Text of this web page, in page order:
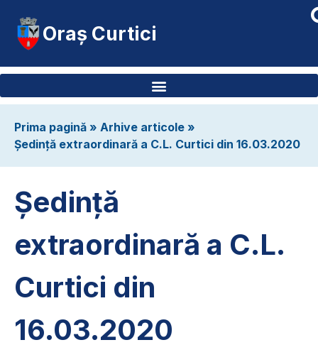
Oraș Curtici
Prima pagină » Arhive articole »
Ședință extraordinară a C.L. Curtici din 16.03.2020
Ședință
extraordinară a C.L.
Curtici din
16.03.2020